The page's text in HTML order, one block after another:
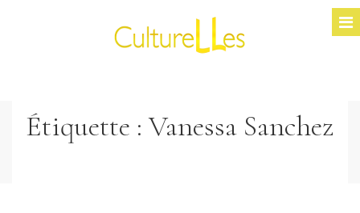
Étiquette :Vanessa Sanchez